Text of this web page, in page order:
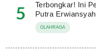
5
Terbongkar! Ini
Putra
OLAHRAGA